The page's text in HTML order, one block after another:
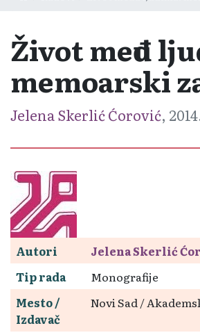
Život među
memoarski
Jelena Skerlić Ćorović,
Autori
Jelena Skerlić
Tip rada
Monografije
Mesto /
Izdavač
Novi Sad /